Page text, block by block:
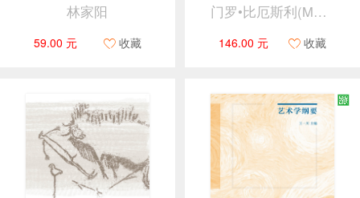
林家阳
59.00 元 收藏
门罗•比厄斯利(Monroe Beardsley)著，高建平 译
146.00 元 收藏